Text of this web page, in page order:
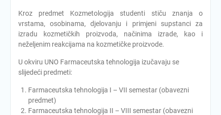
Kroz predmet Kozmetologija studenti stiču znanja o
vrstama, osobinama, djelovanju i primjeni supstanci za
izradu kozmetičkih proizvoda, načinima izrade, kao i
neželjenim reakcijama na kozmetičke proizvode.
U okviru UNO Farmaceutska tehnologija izučavaju se
slijedeći predmeti:
Farmaceutska tehnologija I – VII semestar (obavezni
predmet)
Farmaceutska tehnologija II – VIII semestar (obavezni